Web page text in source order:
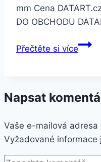
mm Cena
DO OBCHODU
Přečtěte si víceApple
černý
tah
Napsat
Vaše e-mailová
Vyžadované informace